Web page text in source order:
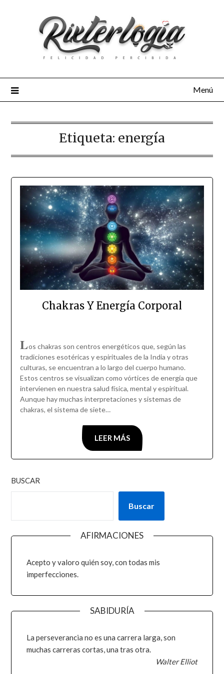
Menú
Etiqueta: energía
Chakras Y Energía Corporal
Los chakras son centros energéticos que, según las
tradiciones esotéricas y espirituales de la India y otras
culturas, se encuentran a lo largo del cuerpo humano.
Estos centros se visualizan como vórtices de energía que
intervienen en nuestra salud física, mental y espiritual.
Aunque hay muchas interpretaciones y sistemas de
chakras, el sistema de siete…
LEER MÁS
BUSCAR
Buscar
AFIRMACIONES
Acepto y valoro quién soy, con todas mis
imperfecciones.
SABIDURÍA
La perseverancia no es una carrera larga, son
muchas carreras cortas, una tras otra.
Walter Elliot